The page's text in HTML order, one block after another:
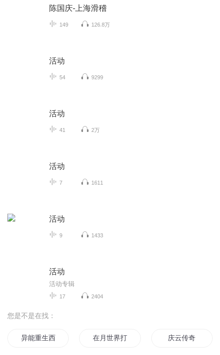
陈国庆-上海滑稽
149 126.8万
活动
54 9299
活动
41 2万
活动
7 1611
活动
9 1433
活动
活动专辑
17 2404
您是不是在找：
异能重生西门庆 在月世界打牌是不是搞错了什么
庆云传奇